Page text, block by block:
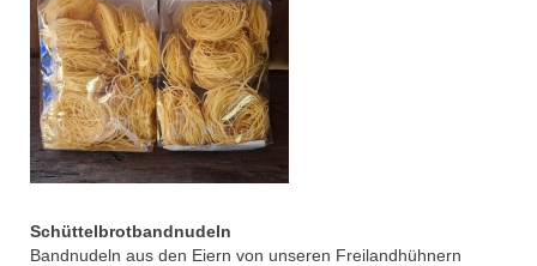
Schüttelbrotbandnudeln
Bandnudeln aus den Eiern von unseren Freilandhühnern